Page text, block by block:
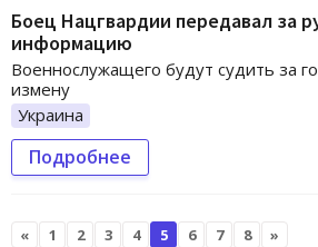
Боец Нацгвардии передавал за
информацию
Военнослужащего будут судить за
измену
Украина
Подробнее
« 1 2 3 4 5 6 7 8 »